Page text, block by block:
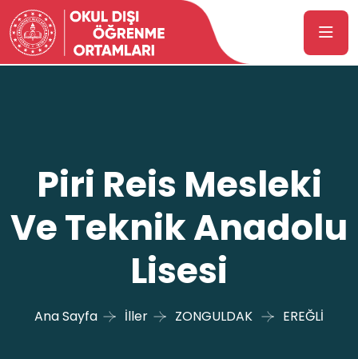
Piri Reis Mesleki
Ve Teknik Anadolu
Lisesi
Ana Sayfa İller ZONGULDAK EREĞLİ